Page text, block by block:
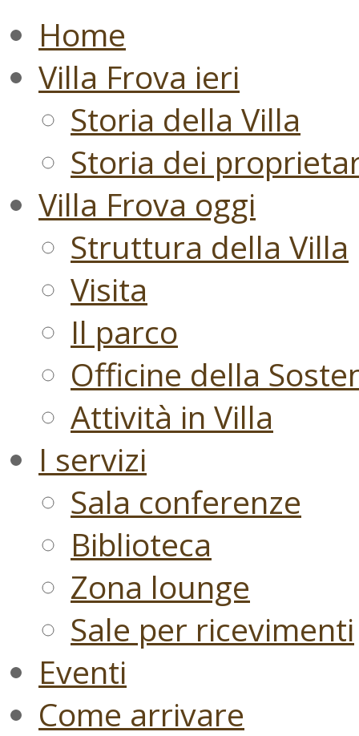
Home
Villa Frova ieri
Storia della Villa
Storia dei
Villa Frova oggi
Struttura della Villa
Visita
Il parco
Officine della
Attività in Villa
I servizi
Sala conferenze
Biblioteca
Zona lounge
Sale per ricevimenti
Eventi
Come arrivare